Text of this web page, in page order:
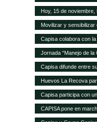
Hoy, 15 de noviembre,
Movilizar y sensibilizar
Capisa colabora con
Palmas
Jornada “Manejo de
tarde en el Aula
Capisa difunde entre
Huevos La Recova
Capisa participa con
Labrador de Uga, en
CAPISA pone en
contaminación acústica